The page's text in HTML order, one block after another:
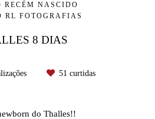
RECÉM NASCIDO
RL FOTOGRAFIAS
8 DIAS
51 curtidas
do Thalles!!